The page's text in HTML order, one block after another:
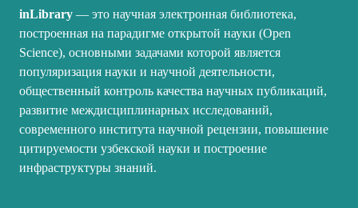
inLibrary — это научная электронная библиотека,
построенная на парадигме открытой науки (Open
Science), основными задачами которой является
популяризация науки и научной деятельности,
общественный контроль качества научных публикаций,
развитие междисциплинарных исследований,
современного института научной рецензии, повышение
цитируемости узбекской науки и построение
инфраструктуры знаний.